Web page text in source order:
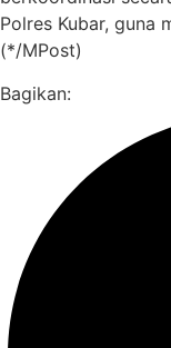
Polres Kubar, guna
(*/MPost)
Bagikan: